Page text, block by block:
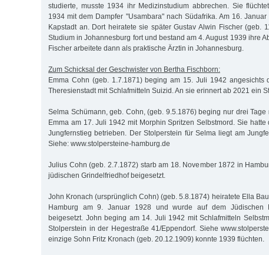
studierte, musste 1934 ihr Medizinstudium abbrechen. Sie
1934 mit dem Dampfer "Usambara" nach Südafrika. Am 16.
Kapstadt an. Dort heiratete sie später Gustav Alwin Fischer (geb.
Studium in Johannesburg fort und bestand am 4. August 1939 ihre
Fischer arbeitete dann als praktische Ärztin in Johannesburg.
Zum Schicksal der Geschwister von Bertha Fischborn:
Emma Cohn (geb. 1.7.1871) beging am 15. Juli 1942 angesichts
Theresienstadt mit Schlafmitteln Suizid. An sie erinnert ab 2021 ein
Selma Schümann, geb. Cohn, (geb. 9.5.1876) beging nur drei
Emma am 17. Juli 1942 mit Morphin Spritzen Selbstmord. Sie hatte
Jungfernstieg betrieben. Der Stolperstein für Selma liegt am
Siehe: www.stolpersteine-hamburg.de
Julius Cohn (geb. 2.7.1872) starb am 18. November 1872 in
jüdischen Grindelfriedhof beigesetzt.
John Kronach (ursprünglich Cohn) (geb. 5.8.1874) heiratete Ella
Hamburg am 9. Januar 1928 und wurde auf dem Jüdischen
beigesetzt. John beging am 14. Juli 1942 mit Schlafmitteln
Stolperstein in der Hegestraße 41/Eppendorf. Siehe
einzige Sohn Fritz Kronach (geb. 20.12.1909) konnte 1939 flüchten.